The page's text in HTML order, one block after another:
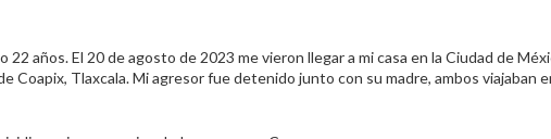
22 años. El 20 de agosto de 2023 me vieron llegar a mi casa en la Ciudad de
Coapix, Tlaxcala. Mi agresor fue detenido junto con su madre, ambos viajaban